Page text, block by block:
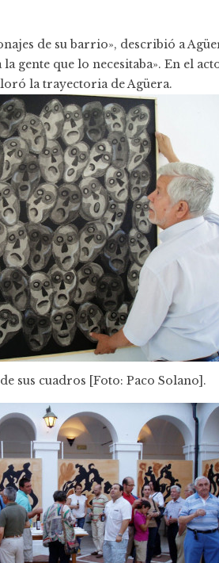
de su barrio», describió a
gente que lo necesitaba». En el
la trayectoria de Agüera.
sus cuadros [Foto: Paco Solano].